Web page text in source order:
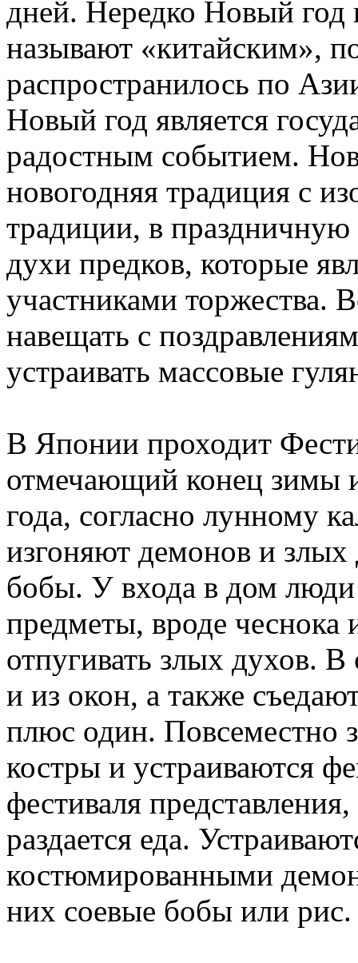
дней. Нередко Новый
называют «китайским»,
распространилось по
Новый год является
радостным событием.
новогодняя традиция с
традиции, в праздничную
духи предков, которые
участниками торжества.
навещать с
устраивать массовые
В Японии проходит
отмечающий конец зимы
года, согласно лунному
изгоняют демонов и злых
бобы. У входа в дом
предметы, вроде чеснока
отпугивать злых духов.
и из окон, а также
плюс один. Повсеместно
костры и устраиваются
фестиваля
раздается еда.
костюмированными
них соевые бобы или рис.